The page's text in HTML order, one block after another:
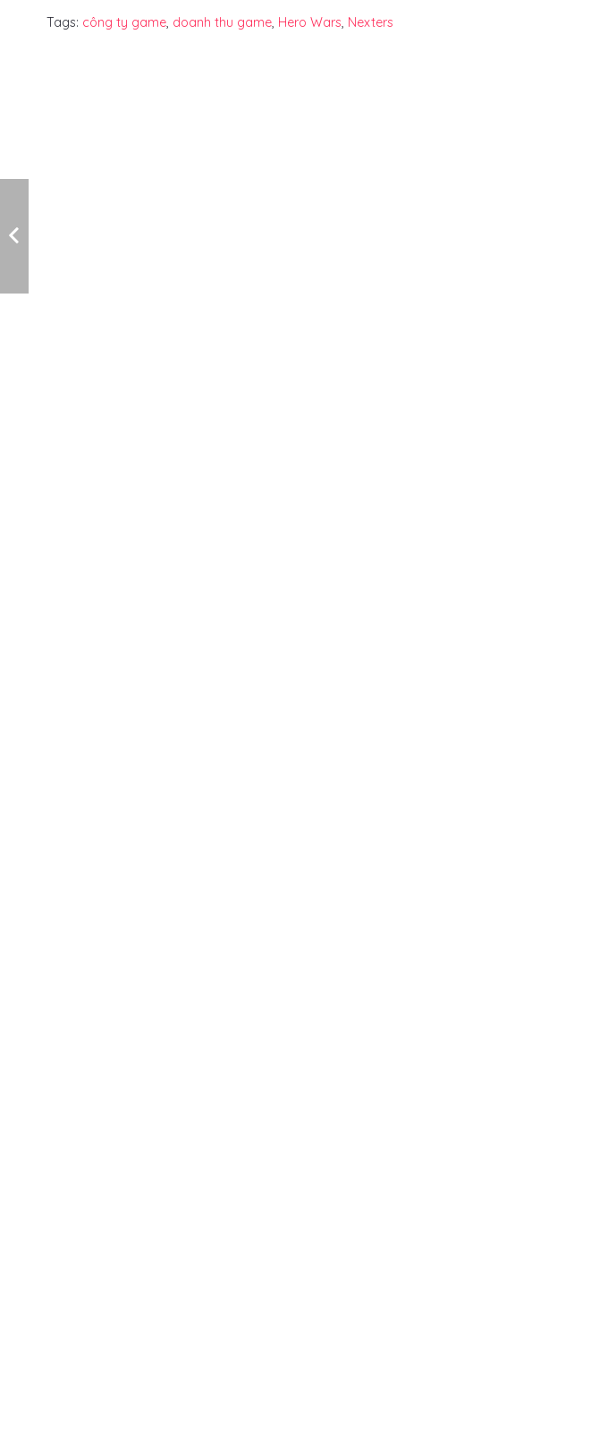
Tags: công ty game, doanh thu game, Hero Wars, Nexters